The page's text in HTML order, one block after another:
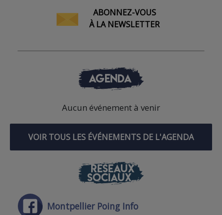
ABONNEZ-VOUS
À LA NEWSLETTER
AGENDA
Aucun événement à venir
VOIR TOUS LES ÉVÉNEMENTS DE L'AGENDA
RÉSEAUX
SOCIAUX
Montpellier Poing Info